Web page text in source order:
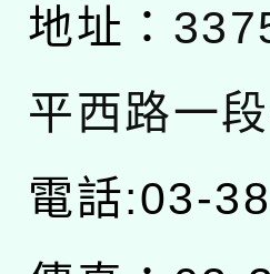
地址：
平西路一
電話:03-